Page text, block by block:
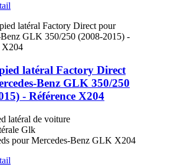
latéral Factory Direct
Benz GLK 350/250
- Référence X204
latéral de voiture
Glk
pour Mercedes-Benz GLK X204